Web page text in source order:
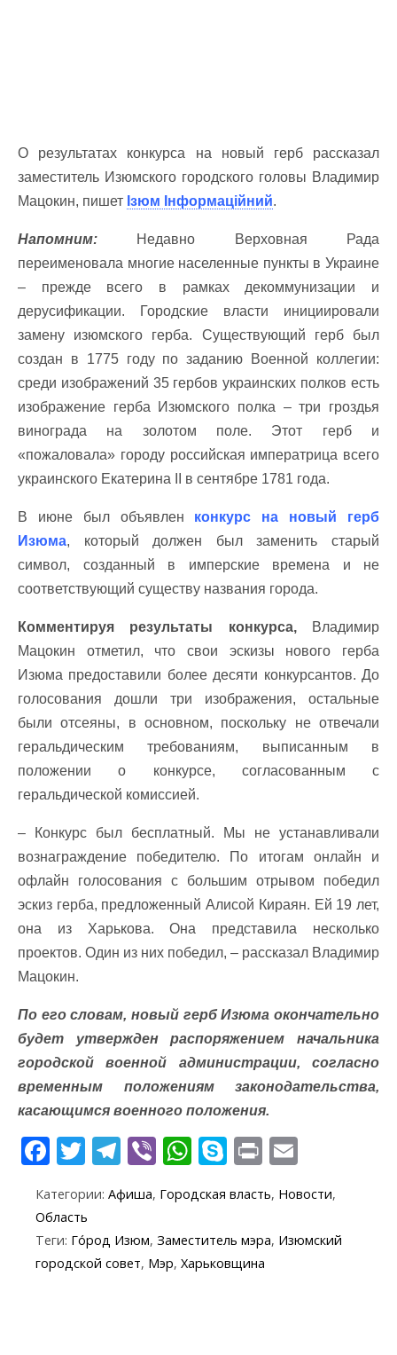
О результатах конкурса на новый герб рассказал
заместитель Изюмского городского головы Владимир
Мацокин, пишет Ізюм Інформаційний.
Напомним: Недавно Верховная Рада
переименовала многие населенные пункты в Украине
– прежде всего в рамках декоммунизации и
дерусификации. Городские власти инициировали
замену изюмского герба. Существующий герб был
создан в 1775 году по заданию Военной коллегии:
среди изображений 35 гербов украинских полков есть
изображение герба Изюмского полка – три гроздья
винограда на золотом поле. Этот герб и
«пожаловала» городу российская императрица всего
украинского Екатерина II в сентябре 1781 года.
В июне был объявлен конкурс на новый герб
Изюма, который должен был заменить старый
символ, созданный в имперские времена и не
соответствующий существу названия города.
Комментируя результаты конкурса,Владимир
Мацокин отметил, что свои эскизы нового герба
Изюма предоставили более десяти конкурсантов. До
голосования дошли три изображения, остальные
были отсеяны, в основном, поскольку не отвечали
геральдическим требованиям, выписанным в
положении о конкурсе, согласованным с
геральдической комиссией.
– Конкурс был бесплатный. Мы не устанавливали
вознаграждение победителю. По итогам онлайн и
офлайн голосования с большим отрывом победил
эскиз герба, предложенный Алисой Кираян. Ей 19 лет,
она из Харькова. Она представила несколько
проектов. Один из них победил, – рассказал Владимир
Мацокин.
По его словам, новый герб Изюма окончательно
будет утвержден распоряжением начальника
городской военной администрации, согласно
временным положениям законодательства,
касающимся военного положения.
F
e
b
o
T
itt
er
T
el
e
gr
a
Vi
er
W
at
s
A
S
y
p
e
Pr
t ai
l
Категории: Афиша, Городская власть, Новости,
Область
Теги: Го́род Изюм, Заместитель мэра, Изюмский
городской совет, Мэр, Харьковщина